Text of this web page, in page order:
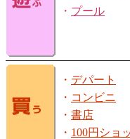
・ プール
・ デパート
・ コンビニ
・ 書店
・ 100円ショ